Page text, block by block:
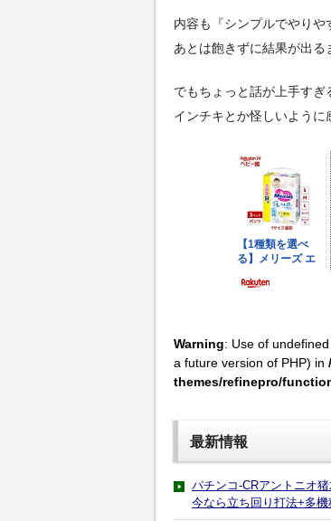
内容も『シンプルでやりや
あとは飽きずに結果が出る
でもちょっと話が上手すぎ
インチキとか怪しいように
Warning: Use of
a future version of PHP) in
themes/refinepro/
最新情報
パチンコ-CRアントニオ
今なら立ち回り打法+多